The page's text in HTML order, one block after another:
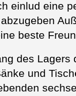
einlud eine
beste
des
und